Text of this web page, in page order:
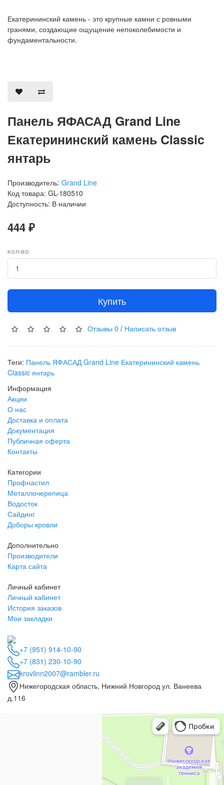
Екатерининский камень - это крупные камни с ровными
гранями, создающие ощущение непоколебимости и
фундаментальности.
Панель ЯФАСАД Grand Line
Екатерининский камень Classic
янтарь
Производитель: Grand Line
Код товара: GL-180510
Доступность: В наличии
444 ₽
КОЛ-ВО
Купить
Отзывы 0 / Написать отзыв
Теги: Панель ЯФАСАД Grand Line Екатерининский камень
Classic янтарь
Информация
Акции
О нас
Доставка и оплата
Документация
Публичная оферта
Контакты
Категории
Профнастил
Металлочерепица
Водосток
Сайдинг
Доборы кровли
Дополнительно
Производители
Карта сайта
Личный кабинет
Личный кабинет
История заказов
Мои закладки
+7 (951) 914-10-90
+7 (831) 230-10-90
krovlinn2007@rambler.ru
Нижегородская область, Нижний Новгород ул. Ванеева
д.116